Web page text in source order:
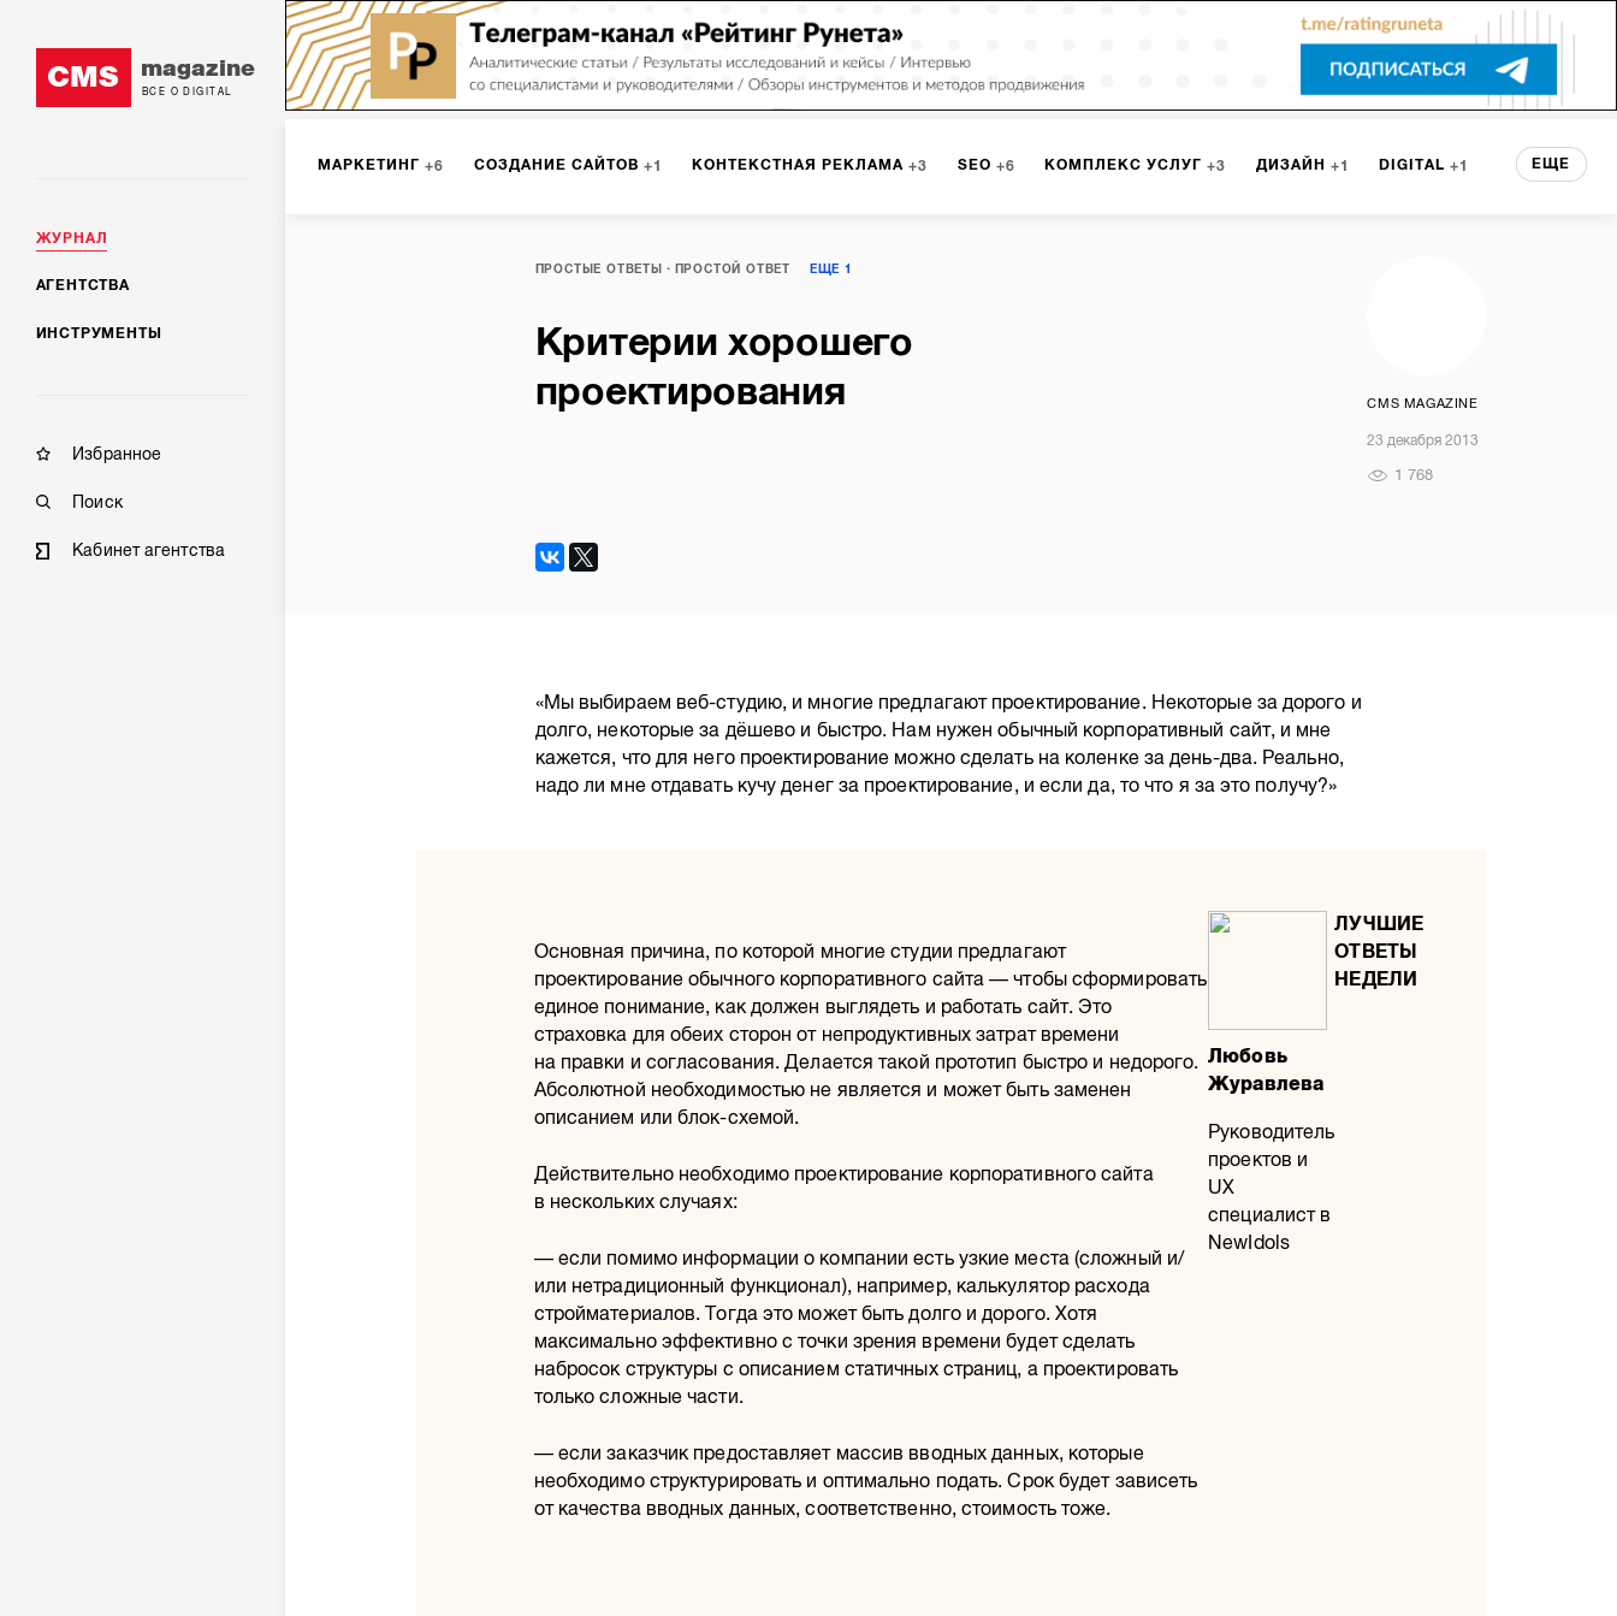
CMS magazine
ВСЕ О DIGITAL
ЖУРНАЛ
АГЕНТСТВА
ИНСТРУМЕНТЫ
Избранное
Поиск
Кабинет агентства
МАРКЕТИНГ 6 СОЗДАНИЕ САЙТОВ 1 КОНТЕКСТНАЯ РЕКЛАМА 3 SEO 6 КОМПЛЕКС УСЛУГ 3 ДИЗАЙН 1 DIGITAL 1
ИНТЕРНЕТ-МАРКЕТИНГ 9 ПРОГРАММИРОВАНИЕ
МОБИЛЬНАЯ РАЗРАБОТКА ЮЗАБИЛИТИ ИНТРАНЕТ МОНИТОРИНГ
ЕЩЕ
ПРОСТЫЕ ОТВЕТЫ ПРОСТОЙ ОТВЕТ ЕЩЕ 1
Критерии хорошего
проектирования
CMS MAGAZINE
23 декабря 2013
1 768
«Мы выбираем веб-студию, и многие предлагают проектирование. Некоторые за дорого и
долго, некоторые за дёшево и быстро. Нам нужен обычный корпоративный сайт, и мне
кажется, что для него проектирование можно сделать на коленке за день-два. Реально,
надо ли мне отдавать кучу денег за проектирование, и если да, то что я за это получу?»
Любовь
Журавлева
Руководитель
проектов и
UX
специалист в
NewIdols
Основная причина, по которой многие студии предлагают
проектирование обычного корпоративного сайта — чтобы сформировать
единое понимание, как должен выглядеть и работать сайт. Это
страховка для обеих сторон от непродуктивных затрат времени
на правки и согласования. Делается такой прототип быстро и недорого.
Абсолютной необходимостью не является и может быть заменен
описанием или блок-схемой.
Действительно необходимо проектирование корпоративного сайта
в нескольких случаях:
— если помимо информации о компании есть узкие места (сложный и/
или нетрадиционный функционал), например, калькулятор расхода
стройматериалов. Тогда это может быть долго и дорого. Хотя
максимально эффективно с точки зрения времени будет сделать
набросок структуры с описанием статичных страниц, а проектировать
только сложные части.
— если заказчик предоставляет массив вводных данных, которые
необходимо структурировать и оптимально подать. Срок будет зависеть
от качества вводных данных, соответственно, стоимость тоже.